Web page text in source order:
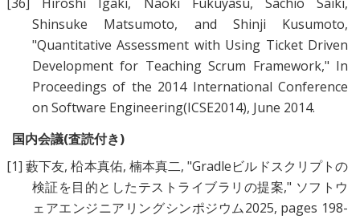
Shinsuke Matsumoto, and Shinji Kusumoto,
"Quantitative Assessment with Using Ticket Driven
Development for Teaching Scrum Framework," In
Proceedings of the 2014 International Conference
on Software Engineering(ICSE2014), June 2014.
国内会議(査読付き)
[1] 藪下友,柗本真佑, 楠本真二, "Gradleビルドスクリプトの
検証を目的としたテストライブラリの提案," ソフトウ
ェアエンジニアリングシンポジウム2025, pages 198-